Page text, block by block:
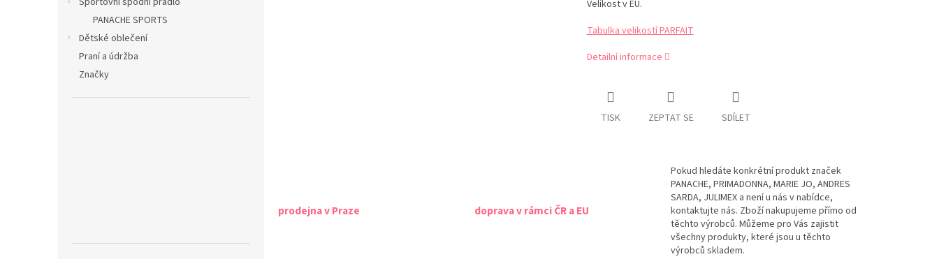
PANACHE SPORTS
Dětské oblečení
Praní a údržba
Značky
Velikost v EU.
Tabulka velikostí PARFAIT
Detailní informace
TISK ZEPTAT SE SDÍLET
prodejna v Praze doprava v rámci ČR a EU
Pokud hledáte konkrétní produkt značek
PANACHE, PRIMADONNA, MARIE JO, ANDRES
SARDA, JULIMEX a není u nás v nabídce,
kontaktujte nás. Zboží nakupujeme přímo od
těchto výrobců. Můžeme pro Vás zajistit
všechny produkty, které jsou u těchto
výrobců skladem.